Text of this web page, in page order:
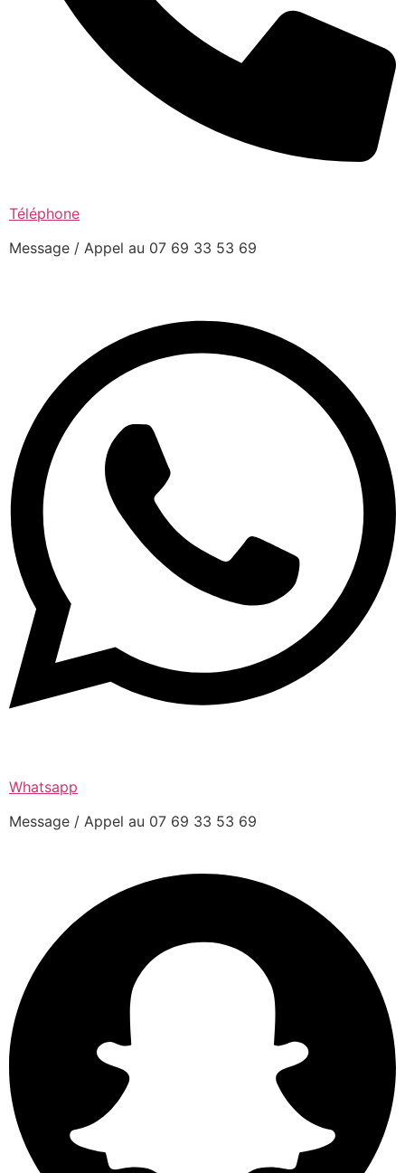
Téléphone
Message / Appel au 07 69 33 53 69
Whatsapp
Message / Appel au 07 69 33 53 69